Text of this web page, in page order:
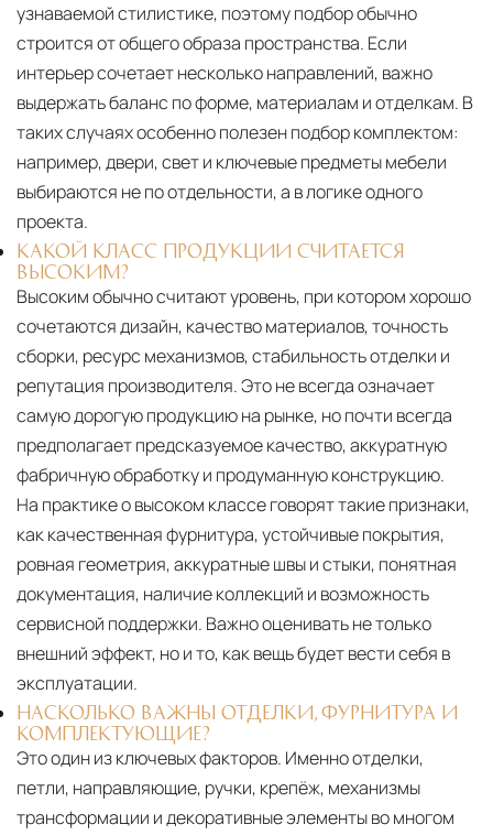
узнаваемой стилистике, поэтому подбор обычно
строится от общего образа пространства. Если
интерьер сочетает несколько направлений, важно
выдержать баланс по форме, материалам и отделкам. В
таких случаях особенно полезен подбор комплектом:
например, двери, свет и ключевые предметы мебели
выбираются не по отдельности, а в логике одного
проекта.
КАКОЙ КЛАСС ПРОДУКЦИИ СЧИТАЕТСЯ
ВЫСОКИМ?
Высоким обычно считают уровень, при котором хорошо
сочетаются дизайн, качество материалов, точность
сборки, ресурс механизмов, стабильность отделки и
репутация производителя. Это не всегда означает
самую дорогую продукцию на рынке, но почти всегда
предполагает предсказуемое качество, аккуратную
фабричную обработку и продуманную конструкцию.
На практике о высоком классе говорят такие признаки,
как качественная фурнитура, устойчивые покрытия,
ровная геометрия, аккуратные швы и стыки, понятная
документация, наличие коллекций и возможность
сервисной поддержки. Важно оценивать не только
внешний эффект, но и то, как вещь будет вести себя в
эксплуатации.
НАСКОЛЬКО ВАЖНЫ ОТДЕЛКИ, ФУРНИТУРА И
КОМПЛЕКТУЮЩИЕ?
Это один из ключевых факторов. Именно отделки,
петли, направляющие, ручки, крепёж, механизмы
трансформации и декоративные элементы во многом